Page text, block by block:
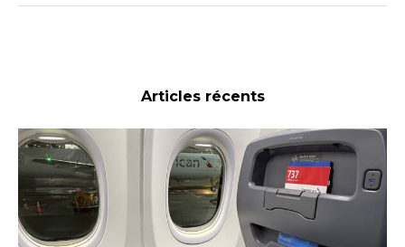
Articles récents